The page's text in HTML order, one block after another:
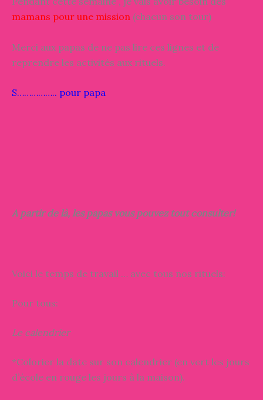
mamans pour une mission (chacun son tour)
Merci aux papas de ne pas lire ces lignes et de
reprendre les activités aux rituels.
S…………….. pour papa
A partir de là, les papas vous pouvez tout consulter!
Voici le temps de travail … avec tous nos rituels:
Pour tous:
Le calendrier
*Colorier la date sur son calendrier (en vert les jours
d’école en rouge les jours à la maison).